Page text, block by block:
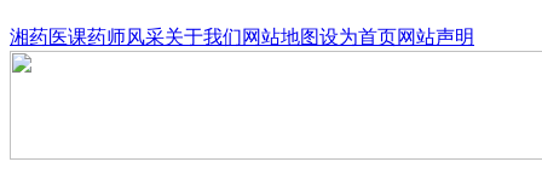
湘药医课药师风采关于我们网站地图设为首页网站声明